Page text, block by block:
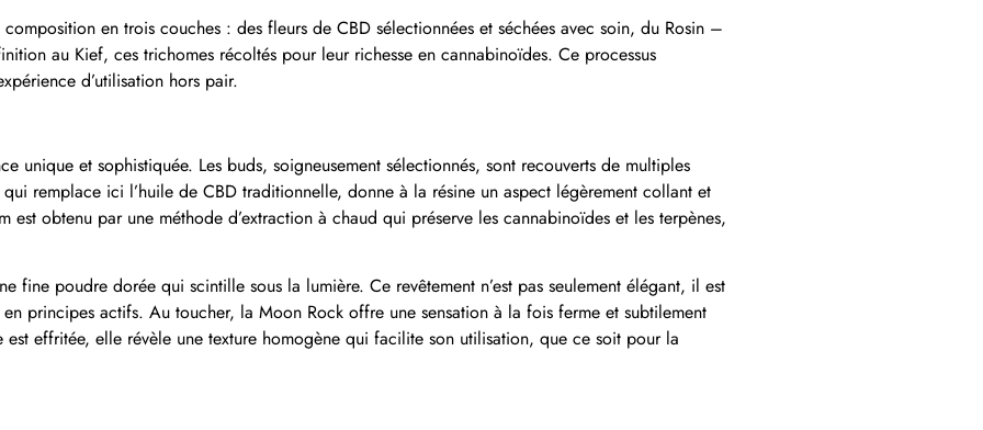
en trois couches : des fleurs de CBD sélectionnées et séchées avec soin, du Rosin –
au Kief, ces trichomes récoltés pour leur richesse en cannabinoïdes. Ce processus
d’utilisation hors pair.
unique et sophistiquée. Les buds, soigneusement sélectionnés, sont recouverts de multiples
remplace ici l’huile de CBD traditionnelle, donne à la résine un aspect légèrement collant et
obtenu par une méthode d’extraction à chaud qui préserve les cannabinoïdes et les terpènes,
fine poudre dorée qui scintille sous la lumière. Ce revêtement n’est pas seulement élégant, il est
principes actifs. Au toucher, la Moon Rock offre une sensation à la fois ferme et subtilement
est effritée, elle révèle une texture homogène qui facilite son utilisation, que ce soit pour la